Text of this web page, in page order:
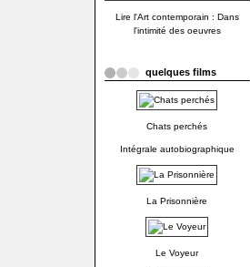
Lire l'Art contemporain : Dans
l'intimité des oeuvres
quelques films
Chats perchés
Intégrale autobiographique
La Prisonnière
Le Voyeur